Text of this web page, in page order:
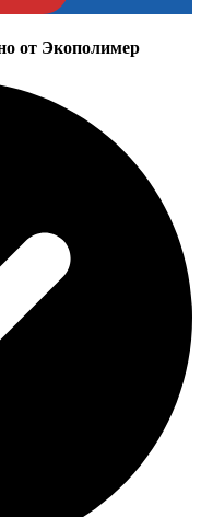
от Экополимер